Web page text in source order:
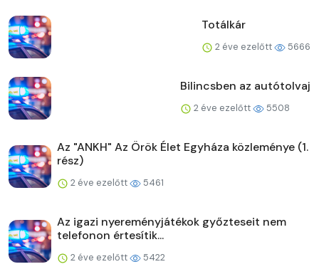
Totálkár
2 éve ezelőtt 5666
Bilincsben az autótolvaj
2 éve ezelőtt 5508
Az "ANKH" Az Örök Élet Egyháza közleménye (1.
rész)
2 éve ezelőtt 5461
Az igazi nyereményjátékok győzteseit nem
telefonon értesítik...
2 éve ezelőtt 5422